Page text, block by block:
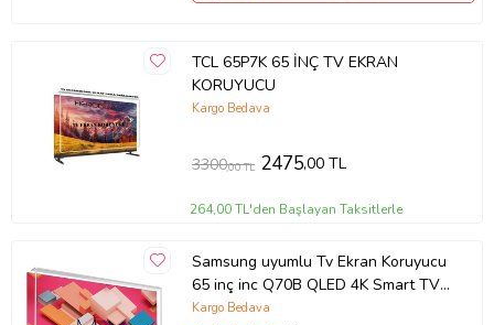
TCL 65P7K 65 İNÇ TV EKRAN
KORUYUCU
Kargo Bedava
3300,00 TL 2475,00 TL
264,00 TL'den Başlayan Taksitlerle
Samsung uyumlu Tv Ekran Koruyucu
65 inç inc Q70B QLED 4K Smart TV
(2022) QE65Q70BATXTK
Kargo Bedava